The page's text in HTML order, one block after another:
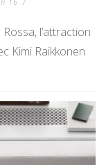
l’attraction
Kimi Raikkonen